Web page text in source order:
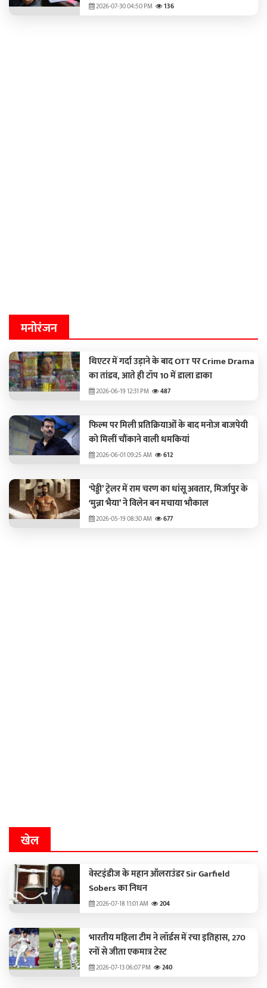
2026-07-30 04:50 PM 136
मनोरंजन
थिएटर में गर्दा उड़ाने के बाद OTT पर Crime Drama
का तांडव, आते ही टॉप 10 में डाला डाका
2026-06-19 12:31 PM 487
फिल्म पर मिली प्रतिक्रियाओं के बाद मनोज बाजपेयी
को मिलीं चौंकाने वाली धमकियां
2026-06-01 09:25 AM 612
‘पेड्डी’ ट्रेलर में राम चरण का धांसू अवतार, मिर्जापुर के
‘मुन्ना भैया’ ने विलेन बन मचाया भौकाल
2026-05-19 08:30 AM 677
खेल
वेस्टइंडीज के महान ऑलराउंडर Sir Garfield
Sobers का निधन
2026-07-18 11:01 AM 204
भारतीय महिला टीम ने लॉर्डस में रचा इतिहास, 270
रनों से जीता एकमात्र टेस्ट
2026-07-13 06:07 PM 240